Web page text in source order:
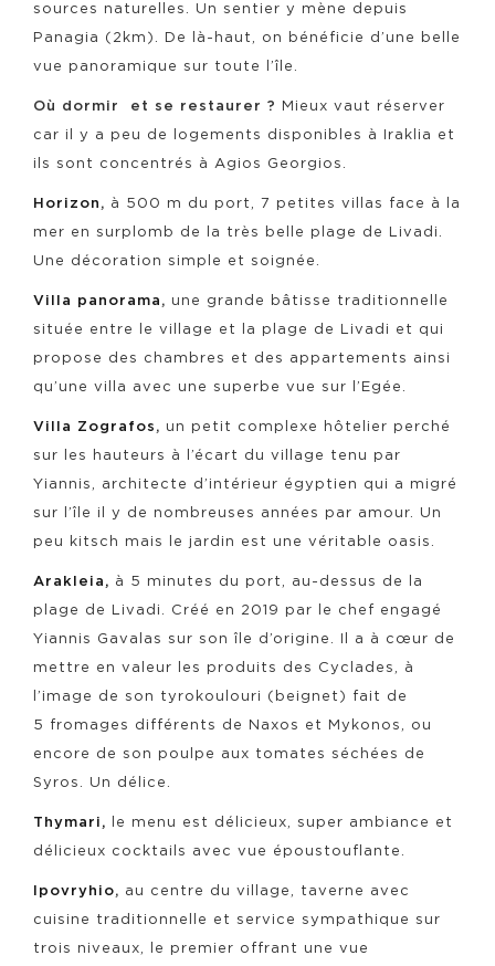
sources naturelles. Un sentier y mène depuis
Panagia (2km). De là-haut, on bénéficie d’une belle
vue panoramique sur toute l’île.
Où dormir et se restaurer ?
Mieux vaut réserver
car il y a peu de logements disponibles à Iraklia et
ils sont concentrés à Agios Georgios.
Horizon , à 500 m du port, 7 petites villas face à la
mer en surplomb de la très belle plage de Livadi.
Une décoration simple et soignée.
Villa panorama , une grande bâtisse traditionnelle
située entre le village et la plage de Livadi et qui
propose des chambres et des appartements ainsi
qu’une villa avec une superbe vue sur l’Egée.
Villa Zografos , un petit complexe hôtelier perché
sur les hauteurs à l’écart du village tenu par
Yiannis, architecte d’intérieur égyptien qui a migré
sur l’île il y de nombreuses années par amour. Un
peu kitsch mais le jardin est une véritable oasis.
Arakleia, à 5 minutes du port, au-dessus de la
plage de Livadi. Créé en 2019 par le chef engagé
Yiannis Gavalas sur son île d’origine. Il a à cœur de
mettre en valeur les produits des Cyclades, à
l’image de son tyrokoulouri (beignet) fait de
5 fromages différents de Naxos et Mykonos, ou
encore de son poulpe aux tomates séchées de
Syros. Un délice.
Thymari,
le menu est délicieux, super ambiance et
délicieux cocktails avec vue époustouflante.
Ipovryhio, au centre du village, taverne avec
cuisine traditionnelle et service sympathique sur
trois niveaux, le premier offrant une vue